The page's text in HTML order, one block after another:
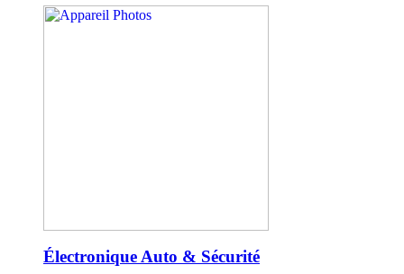
Électronique Auto & Sécurité